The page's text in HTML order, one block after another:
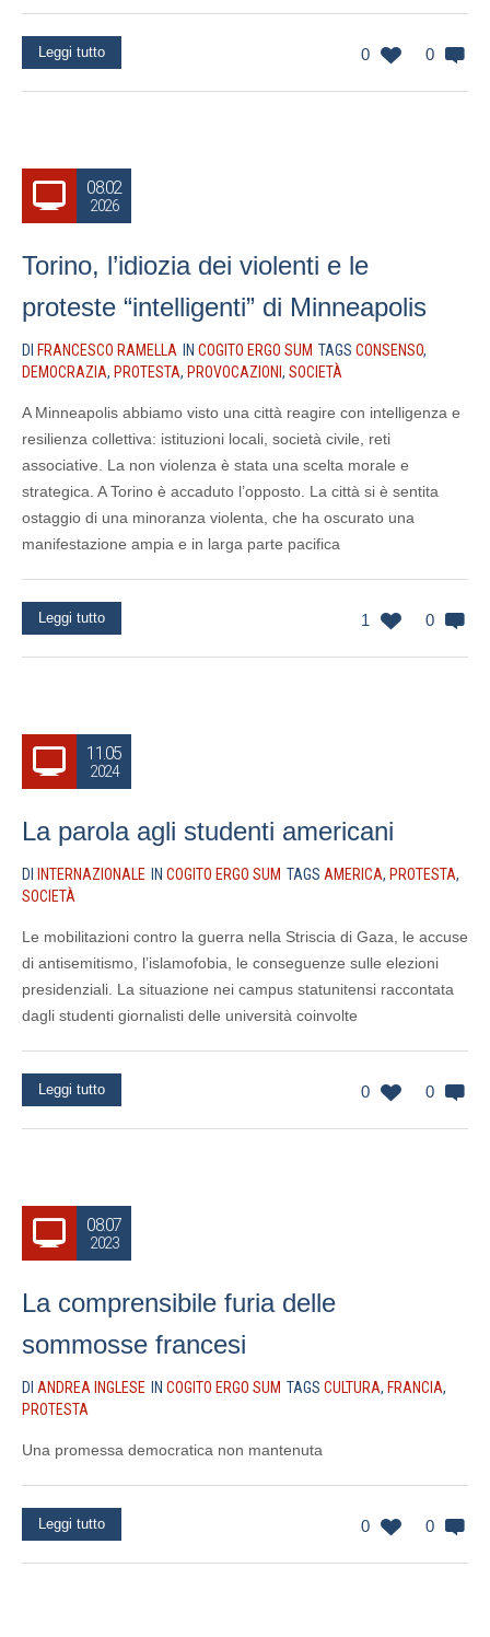
0 0
Leggi tutto
08.02
2026
Torino, l’idiozia dei violenti e le
proteste “intelligenti” di Minneapolis
DI FRANCESCO RAMELLA IN COGITO ERGO SUM TAGS CONSENSO,
DEMOCRAZIA, PROTESTA, PROVOCAZIONI , SOCIETÀ
A Minneapolis abbiamo visto una città reagire con intelligenza e
resilienza collettiva: istituzioni locali, società civile, reti
associative. La non violenza è stata una scelta morale e
strategica. A Torino è accaduto l’opposto. La città si è sentita
ostaggio di una minoranza violenta, che ha oscurato una
manifestazione ampia e in larga parte pacifica
1 0
Leggi tutto
11.05
2024
La parola agli studenti americani
DI INTERNAZIONALE IN COGITO ERGO SUM TAGS AMERICA, PROTESTA,
SOCIETÀ
Le mobilitazioni contro la guerra nella Striscia di Gaza, le accuse
di antisemitismo, l’islamofobia, le conseguenze sulle elezioni
presidenziali. La situazione nei campus statunitensi raccontata
dagli studenti giornalisti delle università coinvolte
0 0
Leggi tutto
08.07
2023
La comprensibile furia delle
sommosse francesi
DI ANDREA INGLESE IN COGITO ERGO SUM TAGS CULTURA, FRANCIA,
PROTESTA
Una promessa democratica non mantenuta
0 0
Leggi tutto